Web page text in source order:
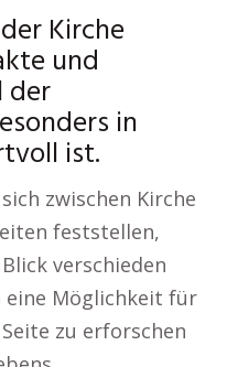
Kirche
und
der
in
ist.
zwischen Kirche
feststellen,
verschieden
eine Möglichkeit für
zu erforschen